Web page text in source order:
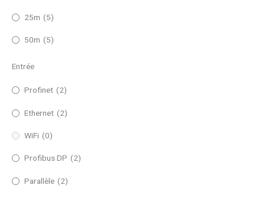
25m (5)
50m (5)
Entrée
Profinet (2)
Ethernet (2)
WiFi (0)
Profibus DP (2)
Parallèle (2)